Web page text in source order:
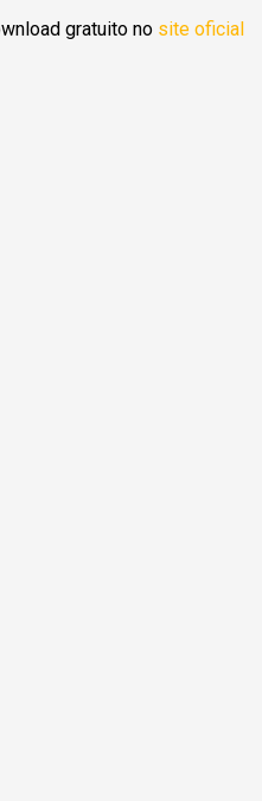
gratuito no site oficial